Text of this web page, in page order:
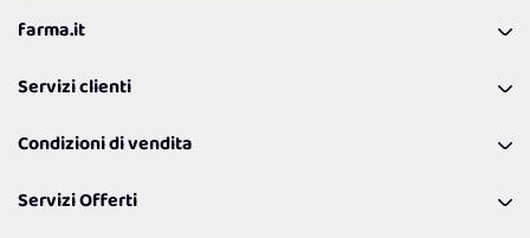
farma.it
Coupon
Lavora con noi
Politiche per la parità di genere
Servizi clienti
Richiamami
Resi
Condizioni di vendita
Spedizioni
Servizi Offerti